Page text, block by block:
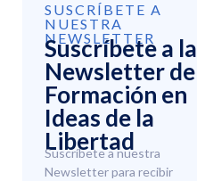
SUSCRÍBETE A
NUESTRA
NEWSLETTER
Suscríbete a la
Newsletter de
Formación en
Ideas de la
Libertad
Suscríbete a nuestra
Newsletter para recibir